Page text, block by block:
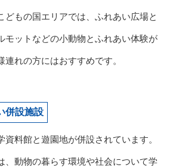
どもの国エリアでは、ふれあい広場と
モットなどの小動物とふれあい体験が
連れの方にはおすすめです。
併設施設
資料館と遊園地が併設されています。
、動物の暮らす環境や社会について学